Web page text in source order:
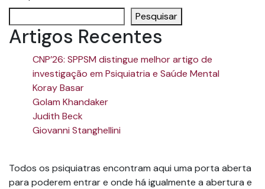
Pesquisar
Artigos Recentes
CNP’26: SPPSM distingue melhor artigo de
investigação em Psiquiatria e Saúde Mental
Koray Basar
Golam Khandaker
Judith Beck
Giovanni Stanghellini
Todos os psiquiatras encontram aqui uma porta aberta
para poderem entrar e onde há igualmente a abertura e